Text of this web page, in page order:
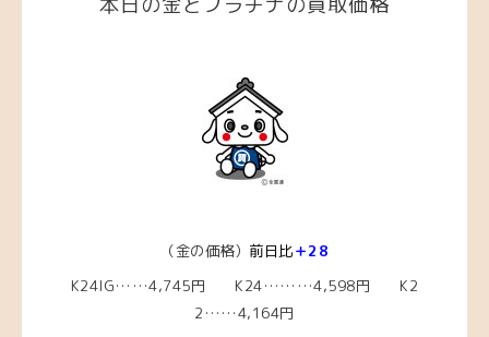
（金の価格） 前日比＋28
K24IG……4,745円 K24………4,598円 K2
2……4,164円